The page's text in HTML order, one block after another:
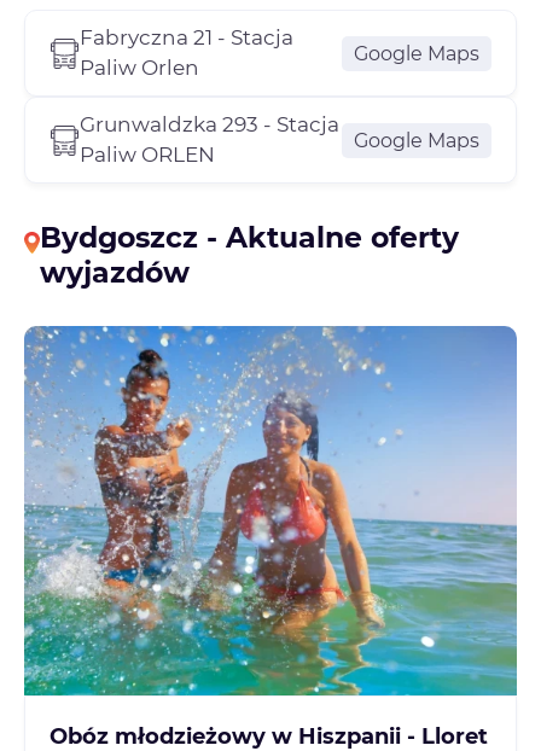
Fabryczna 21 - Stacja
Paliw Orlen
Google Maps
Grunwaldzka 293 - Stacja
Paliw ORLEN
Google Maps
Bydgoszcz - Aktualne oferty
wyjazdów
Obóz młodzieżowy w Hiszpanii - Lloret